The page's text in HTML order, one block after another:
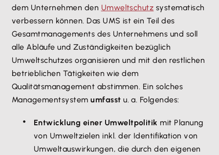
dem Unternehmen den Umweltschutz systematisch
verbessern können. Das UMS ist ein Teil des
Gesamtmanagements des Unternehmens und soll
alle Abläufe und Zuständigkeiten bezüglich
Umweltschutzes organisieren und mit den restlichen
betrieblichen Tätigkeiten wie dem
Qualitätsmanagement abstimmen. Ein solches
Managementsystemumfasst u. a. Folgendes:
Entwicklung einer Umweltpolitik mit Planung
von Umweltzielen inkl. der Identifikation von
Umweltauswirkungen, die durch den eigenen